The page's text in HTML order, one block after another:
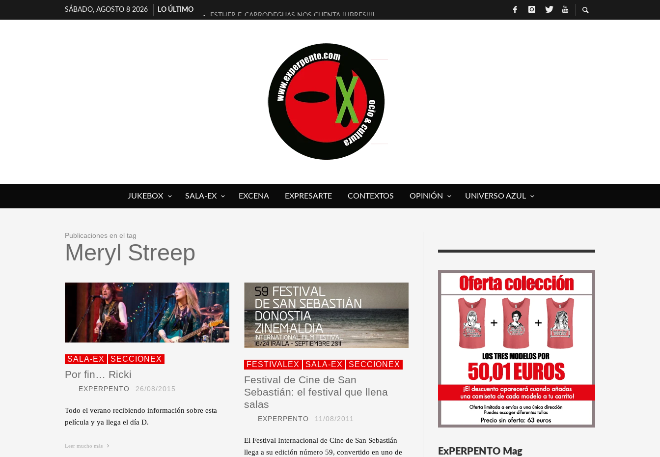
SÁBADO, AGOSTO 8 2026
LO ÚLTIMO
ESTHER F. CARRODEGUAS NOS CUENTA [LIBRES!!!]
[ELECTRA JONDA] DE JUAN GUERRERO ZAMORA
TIMBRE 4, LA ESCUELA DEL DIRECTOR TEATRAL CLAUDIO TOLCACHIR
30 AÑOS (NO ES NADA) DE LA KATARSIS DEL TOMATAZO
MILITARES JUDÍAS EN #EXVITA
D’BALDOMEROS REINVENTAN [BITÁCORA 3.0] EN EXVITA
MARSHALL FLASH PRESENTA EN EXVITA [RELATIVA SENCILLEZ]
JOFRE BARDAGÍ EN EXVITA INTERPRETANDO A SERRAT
JUKEBOX SALA-EX EXCENA EXPRESARTE CONTEXTOS OPINIÓN UNIVERSO AZUL
Publicaciones en el tag
Meryl Streep
SALA-EX SECCIONEX
Por fin… Ricki
EXPERPENTO 26/08/2015
Todo el verano recibiendo información sobre esta
película y ya llega el día D.
Leer mucho más
FESTIVALEX SALA-EX SECCIONEX
Festival de Cine de San
Sebastián: el festival que llena
salas
EXPERPENTO 11/08/2011
El Festival Internacional de Cine de San Sebastián
llega a su edición número 59, convertido en uno de
ExPERPENTO Mag